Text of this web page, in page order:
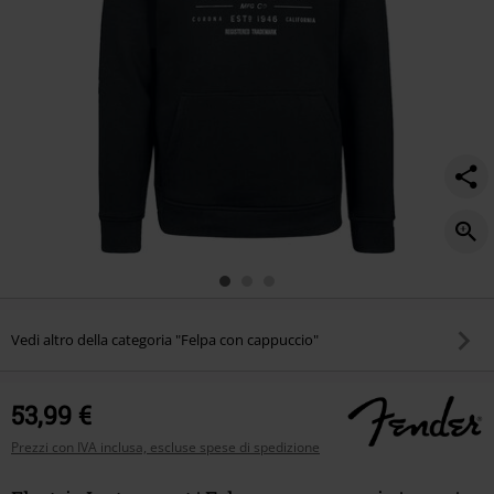
Vedi altro della categoria "Felpa con cappuccio"
53,99 €
Prezzi con IVA inclusa, escluse spese di spedizione